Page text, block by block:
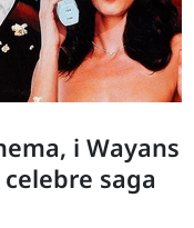
i Wayans
saga